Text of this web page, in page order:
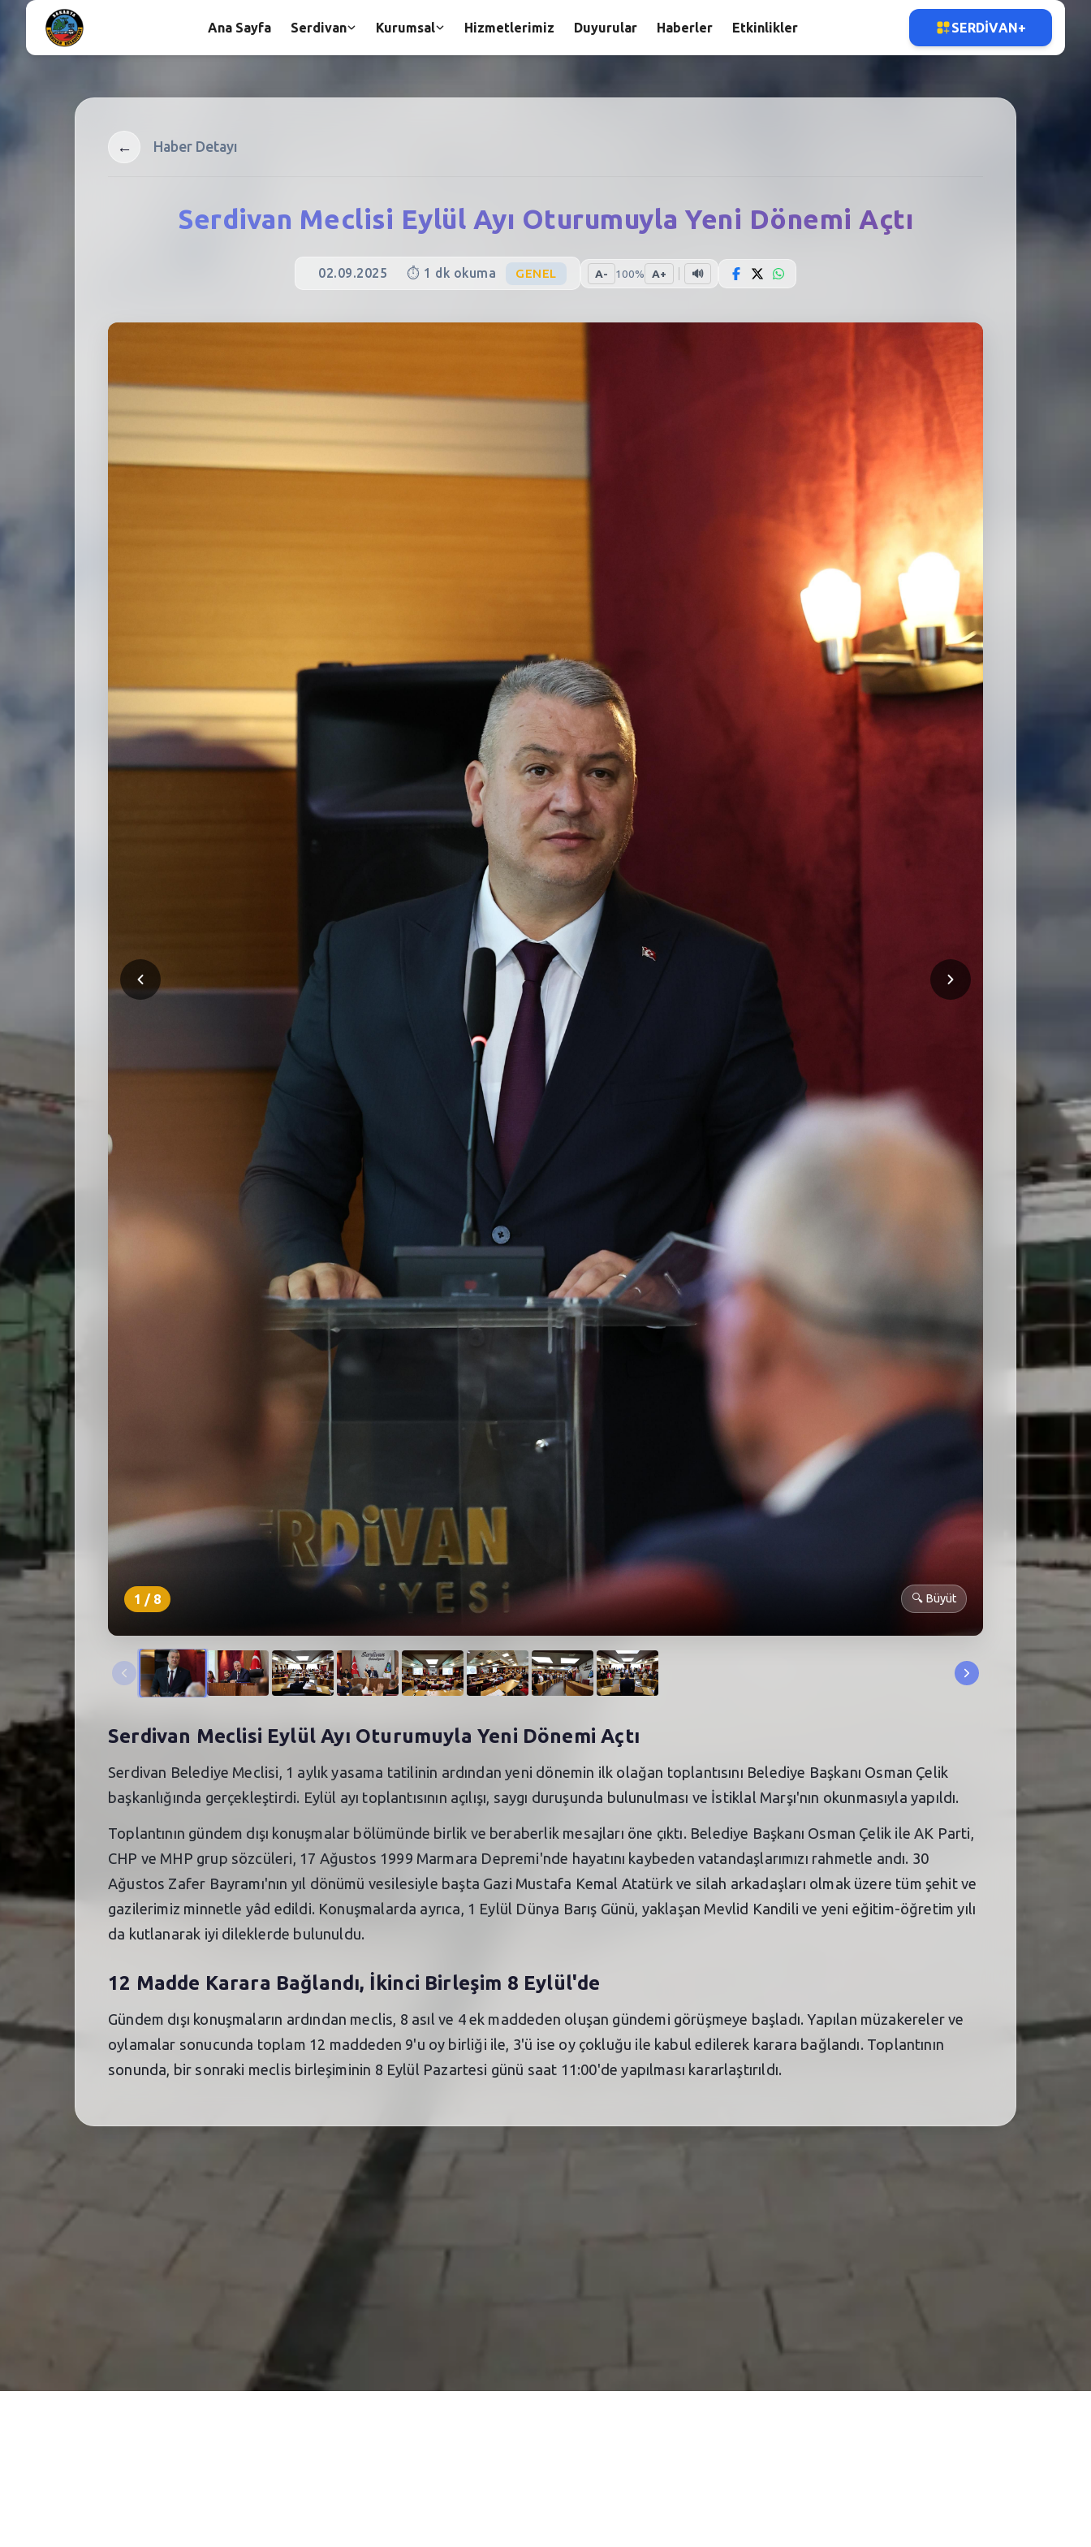
← Haber Detayı
Serdivan Meclisi Eylül Ayı Oturumuyla Yeni Dönemi Açtı
02.09.2025 ⏱️ 1 dk okuma GENEL A- 100% A+ 🔊
1 / 8 🔍 Büyüt
Serdivan Meclisi Eylül Ayı Oturumuyla Yeni Dönemi Açtı
Serdivan Belediye Meclisi, 1 aylık yasama tatilinin ardından yeni dönemin ilk olağan toplantısını Belediye Başkanı Osman Çelik
başkanlığında gerçekleştirdi. Eylül ayı toplantısının açılışı, saygı duruşunda bulunulması ve İstiklal Marşı'nın okunmasıyla yapıldı.
Toplantının gündem dışı konuşmalar bölümünde birlik ve beraberlik mesajları öne çıktı. Belediye Başkanı Osman Çelik ile AK Parti,
CHP ve MHP grup sözcüleri, 17 Ağustos 1999 Marmara Depremi'nde hayatını kaybeden vatandaşlarımızı rahmetle andı. 30
Ağustos Zafer Bayramı'nın yıl dönümü vesilesiyle başta Gazi Mustafa Kemal Atatürk ve silah arkadaşları olmak üzere tüm şehit ve
gazilerimiz minnetle yâd edildi. Konuşmalarda ayrıca, 1 Eylül Dünya Barış Günü, yaklaşan Mevlid Kandili ve yeni eğitim-öğretim yılı
da kutlanarak iyi dileklerde bulunuldu.
12 Madde Karara Bağlandı, İkinci Birleşim 8 Eylül'de
Gündem dışı konuşmaların ardından meclis, 8 asıl ve 4 ek maddeden oluşan gündemi görüşmeye başladı. Yapılan müzakereler ve
oylamalar sonucunda toplam 12 maddeden 9'u oy birliği ile, 3'ü ise oy çokluğu ile kabul edilerek karara bağlandı. Toplantının
sonunda, bir sonraki meclis birleşiminin 8 Eylül Pazartesi günü saat 11:00'de yapılması kararlaştırıldı.
Ana Sayfa Serdivan Kurumsal Hizmetlerimiz Duyurular Haberler Etkinlikler SERDIVAN+